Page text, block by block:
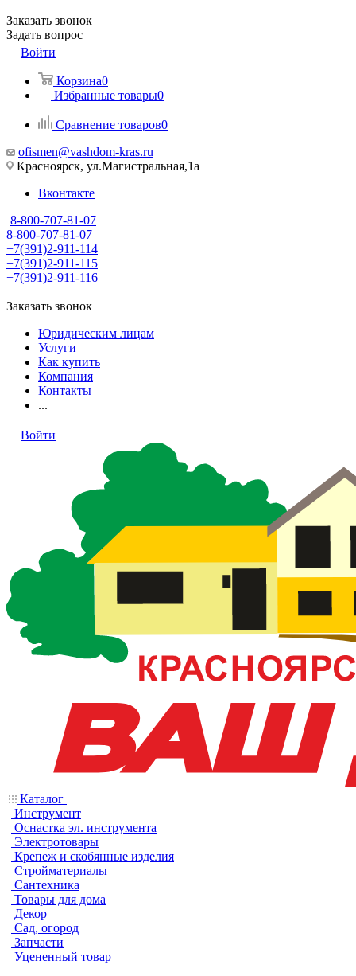
Заказать звонок
Задать вопрос
Войти
Корзина0
Избранные товары0
Сравнение товаров0
ofismen@vashdom-kras.ru
Красноярск, ул.Магистральная,1а
Вконтакте
8-800-707-81-07
8-800-707-81-07
+7(391)2-911-114
+7(391)2-911-115
+7(391)2-911-116
Заказать звонок
Юридическим лицам
Услуги
Как купить
Компания
Контакты
...
Войти
Каталог
Инструмент
Оснастка эл. инструмента
Электротовары
Крепеж и скобянные изделия
Стройматериалы
Сантехника
Товары для дома
Декор
Сад, огород
Запчасти
Уцененный товар